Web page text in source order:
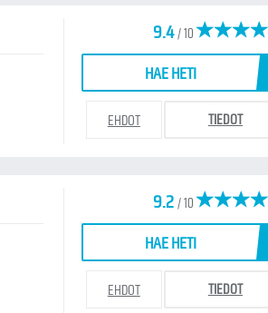
9.4/ 10
HAE HETI
EHDOT TIEDOT
9.2/ 10
HAE HETI
EHDOT TIEDOT